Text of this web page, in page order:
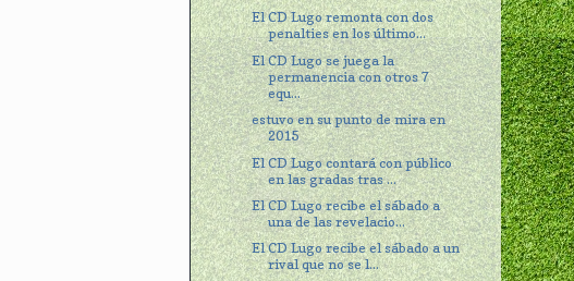
El CD Lugo remonta con dos
penalties en los último...
El CD Lugo se juega la
permanencia con otros 7
equ...
estuvo en su punto de mira en
2015
El CD Lugo contará con público
en las gradas tras ...
El CD Lugo recibe el sábado a
una de las revelacio...
El CD Lugo recibe el sábado a un
rival que no se l...